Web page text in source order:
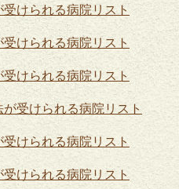
けられる病院リスト
けられる病院リスト
けられる病院リスト
が受けられる病院リスト
受けられる病院リスト
けられる病院リスト